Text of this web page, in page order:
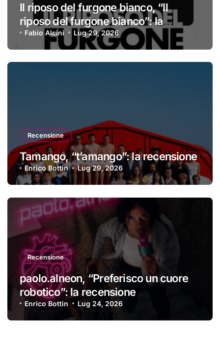
Il riposo del furgone bianco, “Il
riposo del furgone bianco”: la
recensione
Fabio Alcini Lug 29, 2026
Recensione
Tamango, “t’amango”: la recensione
Enrico Bottin Lug 29, 2026
Recensione
paolo.alneon, “Preferisco un cuore
robotico”: la recensione
Enrico Bottin Lug 24, 2026